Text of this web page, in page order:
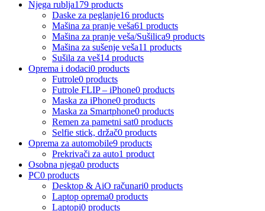
Njega rublja179 products
Daske za peglanje16 products
Mašina za pranje veša61 products
Mašina za pranje veša/Sušilica9 products
Mašina za sušenje veša11 products
Sušila za veš14 products
Oprema i dodaci0 products
Futrole0 products
Futrole FLIP – iPhone0 products
Maska za iPhone0 products
Maska za Smartphone0 products
Remen za pametni sat0 products
Selfie stick, držač0 products
Oprema za automobile9 products
Prekrivači za auto1 product
Osobna njega0 products
PC0 products
Desktop & AiO računari0 products
Laptop oprema0 products
Laptopi0 products